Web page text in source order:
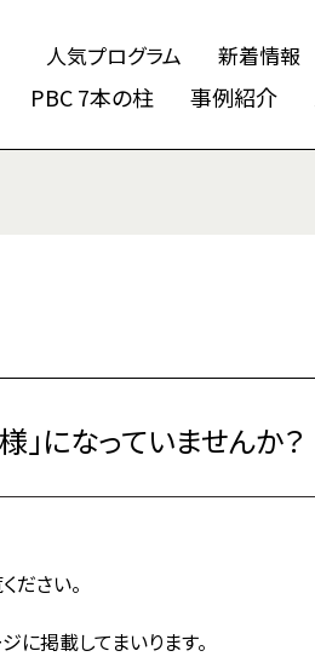
人気プログラム 新着情報
PBC 7本の柱 事例紹介
」になっていませんか？
ださい。
に掲載してまいります。